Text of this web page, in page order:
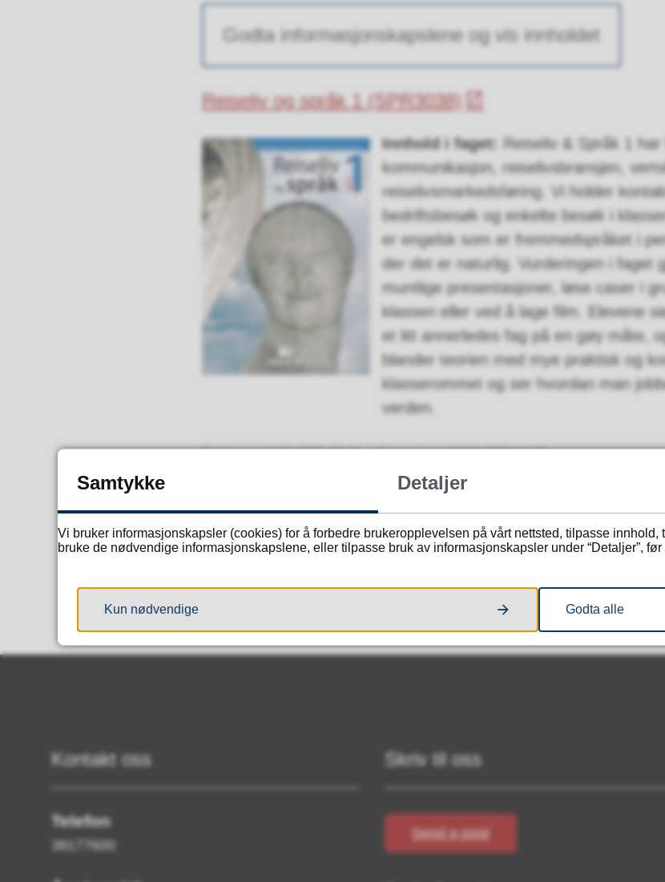
Godta informasjonskapslene og vis innholdet
Reiseliv og språk 1 (SPR3038)
Innhold i faget:
Reiseliv & Språk 1
kommunikasjon, reiselivsbransjen,
reiselivsmarkedsføring. Vi holder
bedriftsbesøk og enkelte besøk i
er engelsk som er fremmedspråket i
der det er naturlig. Vurderingen i faget
muntlige presentasjoner, løse caser i
klassen eller ved å lage film. Elevene
et litt annerledes fag på en gøy måte,
blander teorien med mye praktisk og
klasserommet og ser hvordan man
verden.
Fant du det du lette etter?
Ja Nei
Kontakt oss
Telefon
38177600
Skriv til oss
Send e-post
Samtykke Detaljer
Vi bruker informasjonskapsler (cookies) for å forbedre brukeropplevelsen på vårt nettsted, tilpasse
bruke de nødvendige informasjonskapslene, eller tilpasse bruk av informasjonskapsler under “Detaljer”, før
Kun nødvendige Godta alle